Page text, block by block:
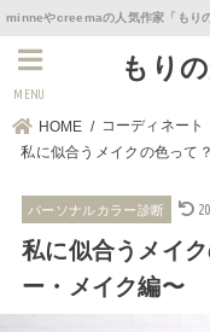
minneやcreemaの人気作家「もり
もり
MENU
HOME
コーディネート
私に似合うメイクの色って
パーソナルカラー診断
私に似合うメイ
ー・メイク編〜